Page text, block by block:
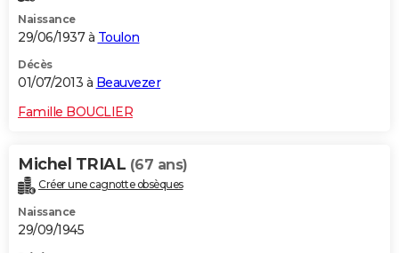
Naissance
29/06/1937 à Toulon
Décès
01/07/2013 à Beauvezer
Famille BOUCLIER
Michel TRIAL (67 ans)
Créer une cagnotte obsèques
Naissance
29/09/1945